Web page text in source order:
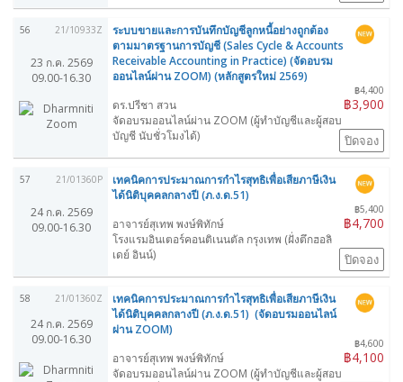
56 21/10933Z
23 ก.ค. 2569
09.00-16.30
ระบบขายและการบันทึกบัญชีลูกหนี้อย่างถูกต้อง
ตามมาตรฐานการบัญชี (Sales Cycle & Accounts
Receivable Accounting in Practice) (จัดอบรม
ออนไลน์ผ่าน ZOOM) (หลักสูตรใหม่ 2569)
฿4,400
฿3,900
ดร.ปรีชา สวน
จัดอบรมออนไลน์ผ่าน ZOOM (ผู้ทำบัญชีและผู้สอบ
บัญชี นับชั่วโมงได้)
ปิดจอง
57 21/01360P
24 ก.ค. 2569
09.00-16.30
เทคนิคการประมาณการกำไรสุทธิเพื่อเสียภาษีเงิน
ได้นิติบุคคลกลางปี (ภ.ง.ด.51)
฿5,400
฿4,700
อาจารย์สุเทพ พงษ์พิทักษ์
โรงแรมอินเตอร์คอนติเนนตัล กรุงเทพ (ฝั่งตึกฮอลิ
เดย์ อินน์)
ปิดจอง
58 21/01360Z
24 ก.ค. 2569
09.00-16.30
เทคนิคการประมาณการกำไรสุทธิเพื่อเสียภาษีเงิน
ได้นิติบุคคลกลางปี (ภ.ง.ด.51) (จัดอบรมออนไลน์
ผ่าน ZOOM)
฿4,600
฿4,100
อาจารย์สุเทพ พงษ์พิทักษ์
จัดอบรมออนไลน์ผ่าน ZOOM (ผู้ทำบัญชีและผู้สอบ